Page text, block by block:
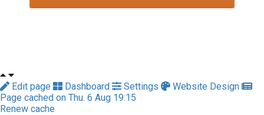
Edit page Dashboard Settings
Website Design
Page cached on Thu. 6 Aug 19:15
Renew cache